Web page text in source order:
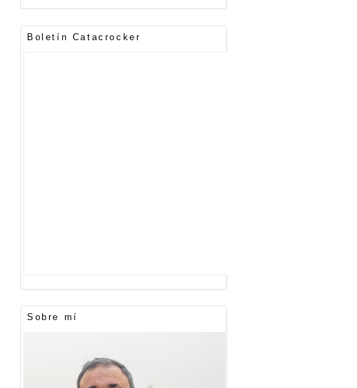
Boletín Catacrocker
Sobre mí